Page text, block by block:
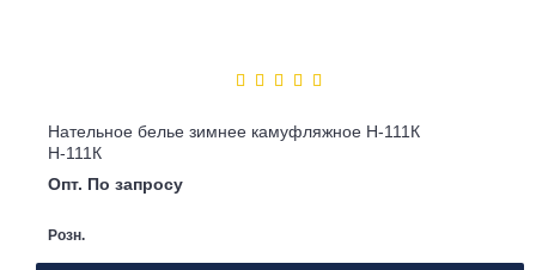
Нательное белье зимнее камуфляжное Н-111К
Н-111К
Опт. По запросу
Розн.